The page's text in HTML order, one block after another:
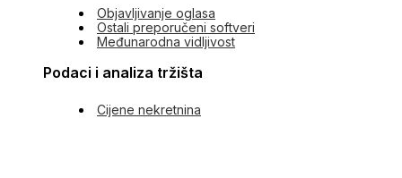
Objavljivanje oglasa
Ostali preporučeni softveri
Međunarodna vidljivost
Podaci i analiza tržišta
Cijene nekretnina